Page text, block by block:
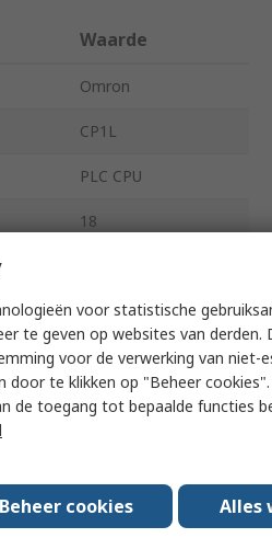
Waarde
Omron
CP1L
PLC CPU
18
DC
12
0°C
CE
voor statistische
te geven op websites van derden.
voor de verwerking van niet-
door te klikken op "Beheer
de toegang tot bepaalde functies
Beheer cookies Alles